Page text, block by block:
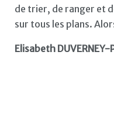
de trier, de ranger et
sur tous les plans.
Elisabeth DUVERNEY-